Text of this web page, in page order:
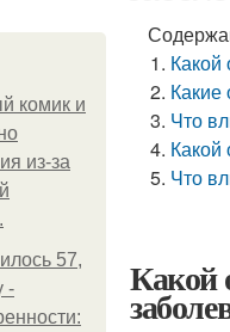
комик и
из-за
57,
-
Какой
Какие
Что
Какой
Что
Какой